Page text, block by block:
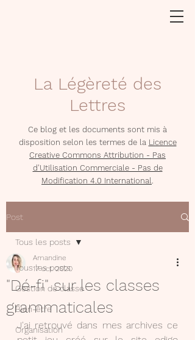
La Légèreté des
Lettres
Ce blog et les documents sont mis à
disposition selon les termes de la Licence
Creative Commons Attribution - Pas
d'Utilisation Commerciale - Pas de
Modification 4.0 International.
Post
Tous les posts
Gestion de classe
Bien-être
Organisation
Tous les posts
"Dé-fi" sur les classes
grammaticales
Amandine
17 oct. 2020
J'ai retrouvé dans mes archives ce